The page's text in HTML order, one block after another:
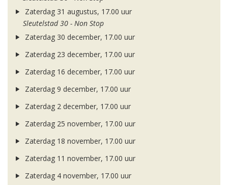
Zaterdag 31 augustus, 17.00 uur
Sleutelstad 30 - Non Stop
Zaterdag 30 december, 17.00 uur
Zaterdag 23 december, 17.00 uur
Zaterdag 16 december, 17.00 uur
Zaterdag 9 december, 17.00 uur
Zaterdag 2 december, 17.00 uur
Zaterdag 25 november, 17.00 uur
Zaterdag 18 november, 17.00 uur
Zaterdag 11 november, 17.00 uur
Zaterdag 4 november, 17.00 uur